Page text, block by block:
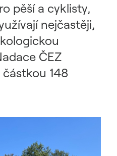
pěší a cyklisty,
nejčastěji,
ČEZ
148